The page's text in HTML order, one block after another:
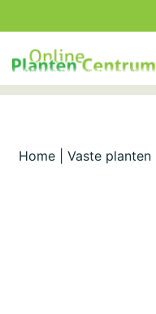
Home| Vaste planten|